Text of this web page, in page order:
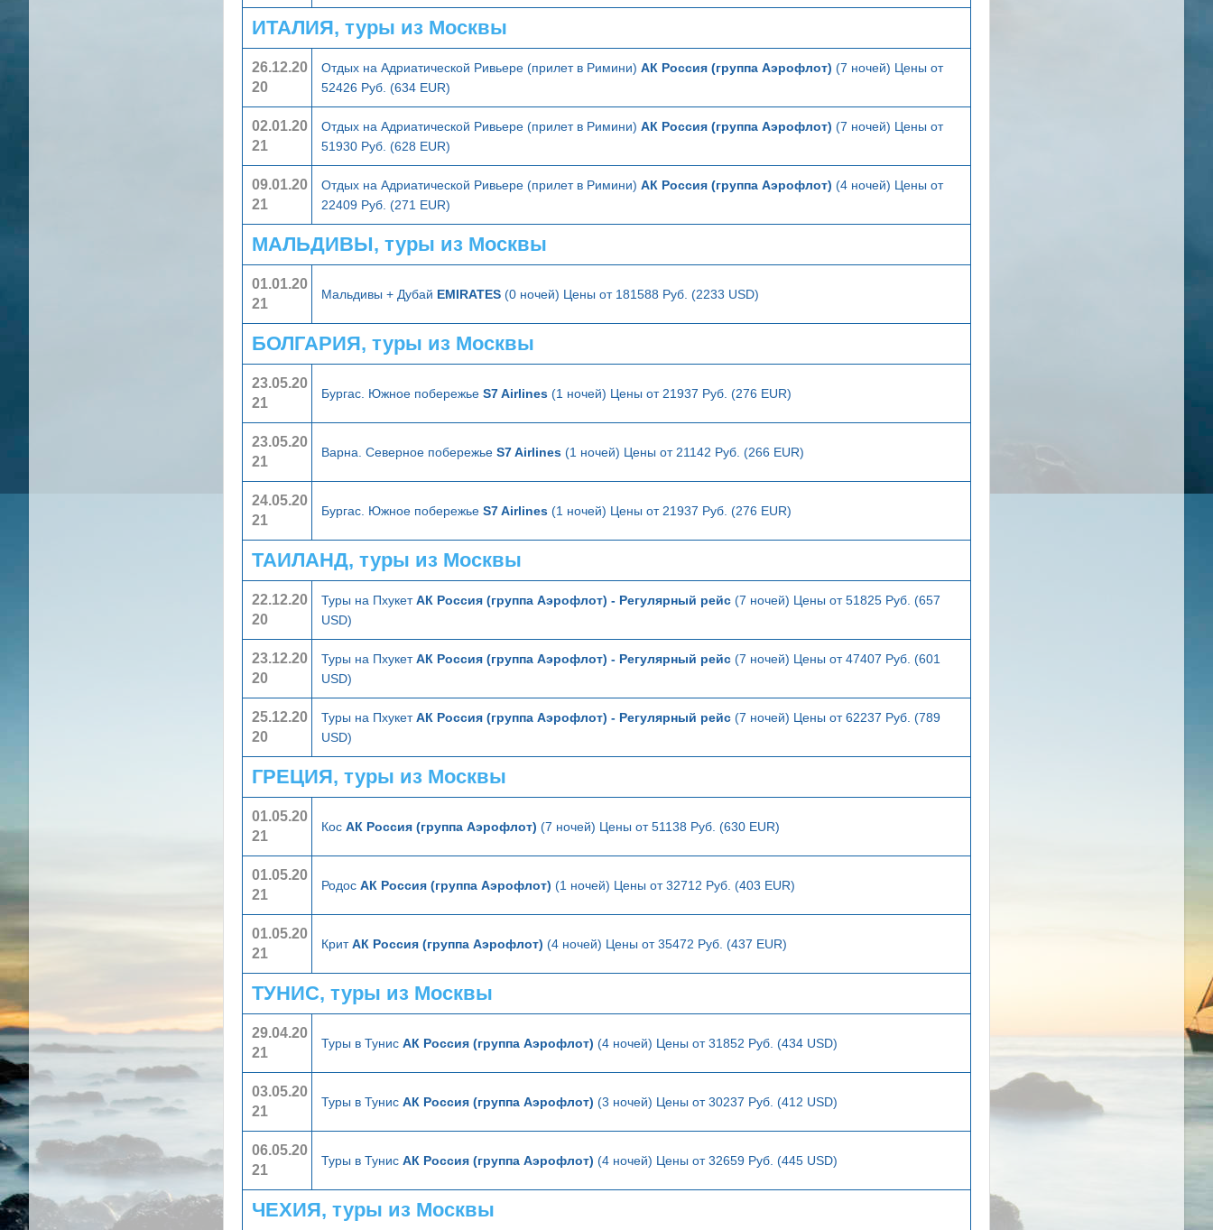
ИТАЛИЯ, туры из Москвы
26.12.20
20
Отдых на Адриатической Ривьере (прилет в Римини) АК Россия (группа Аэрофлот) (7 ночей) Цены от
52426 Руб. (634 EUR)
02.01.20
21
Отдых на Адриатической Ривьере (прилет в Римини) АК Россия (группа Аэрофлот) (7 ночей) Цены от
51930 Руб. (628 EUR)
09.01.20
21
Отдых на Адриатической Ривьере (прилет в Римини) АК Россия (группа Аэрофлот) (4 ночей) Цены от
22409 Руб. (271 EUR)
МАЛЬДИВЫ, туры из Москвы
01.01.20
21
Мальдивы + Дубай EMIRATES (0 ночей) Цены от 181588 Руб. (2233 USD)
БОЛГАРИЯ, туры из Москвы
23.05.20
21
Бургас. Южное побережье S7 Airlines (1 ночей) Цены от 21937 Руб. (276 EUR)
23.05.20
21
Варна. Северное побережье S7 Airlines (1 ночей) Цены от 21142 Руб. (266 EUR)
24.05.20
21
Бургас. Южное побережье S7 Airlines (1 ночей) Цены от 21937 Руб. (276 EUR)
ТАИЛАНД, туры из Москвы
22.12.20
20
Туры на ПхукетАК Россия (группа Аэрофлот) - Регулярный рейс (7 ночей) Цены от 51825 Руб. (657
USD)
23.12.20
20
Туры на ПхукетАК Россия (группа Аэрофлот) - Регулярный рейс (7 ночей) Цены от 47407 Руб. (601
USD)
25.12.20
20
Туры на ПхукетАК Россия (группа Аэрофлот) - Регулярный рейс (7 ночей) Цены от 62237 Руб. (789
USD)
ГРЕЦИЯ, туры из Москвы
01.05.20
21
Кос АК Россия (группа Аэрофлот) (7 ночей) Цены от 51138 Руб. (630 EUR)
01.05.20
21
Родос АК Россия (группа Аэрофлот) (1 ночей) Цены от 32712 Руб. (403 EUR)
01.05.20
21
КритАК Россия (группа Аэрофлот) (4 ночей) Цены от 35472 Руб. (437 EUR)
ТУНИС, туры из Москвы
29.04.20
21
Туры в Тунис АК Россия (группа Аэрофлот) (4 ночей) Цены от 31852 Руб. (434 USD)
03.05.20
21
Туры в Тунис АК Россия (группа Аэрофлот) (3 ночей) Цены от 30237 Руб. (412 USD)
06.05.20
21
Туры в Тунис АК Россия (группа Аэрофлот) (4 ночей) Цены от 32659 Руб. (445 USD)
ЧЕХИЯ, туры из Москвы